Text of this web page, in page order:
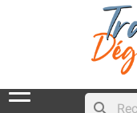
search